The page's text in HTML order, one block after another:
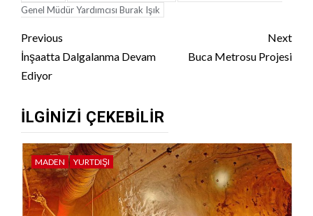
Genel Müdür Yardımcısı Burak Işık
Continue
Reading
Previous
İnşaatta Dalgalanma Devam
Ediyor
Next
Buca Metrosu Projesi
İLGINIZI ÇEKEBILIR
MADEN YURTDIŞI